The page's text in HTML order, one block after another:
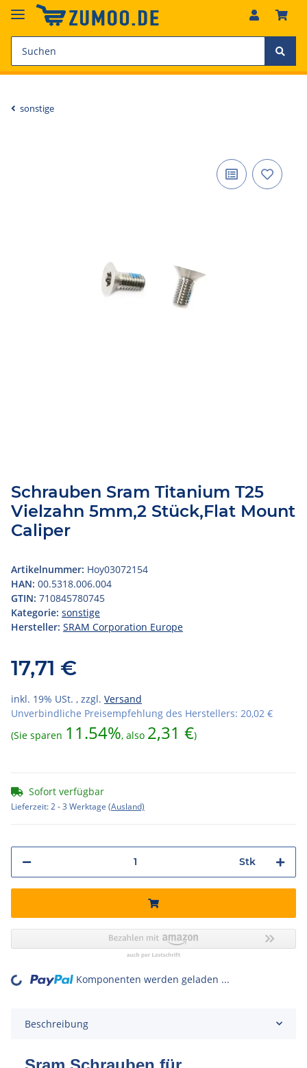
sonstige
Schrauben Sram Titanium T25
Vielzahn 5mm,2 Stück,Flat Mount
Caliper
Artikelnummer: Hoy03072154
HAN: 00.5318.006.004
GTIN: 710845780745
Kategorie: sonstige
Hersteller: SRAM Corporation Europe
17,71 €
inkl. 19% USt. , zzgl. Versand
Unverbindliche Preisempfehlung des Herstellers: 20,02 €
(Sie sparen 11.54%, also 2,31 €)
Sofort verfügbar
Lieferzeit:2 - 3 Werktage (Ausland)
Stk
Loading... Komponenten werden geladen ...
Beschreibung